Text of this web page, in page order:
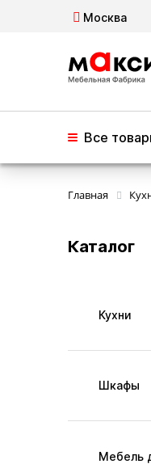
Москва
Все
Главная
Каталог
Кухни
Шкафы
Мебель